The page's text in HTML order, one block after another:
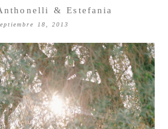
& Estefania
18, 2013